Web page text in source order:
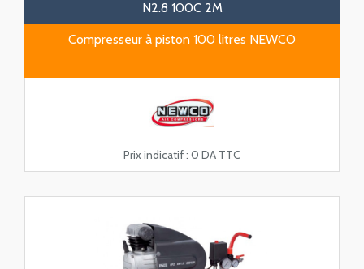
N2.8 100C 2M
Compresseur à piston 100 litres NEWCO
Prix indicatif : 0 DA TTC